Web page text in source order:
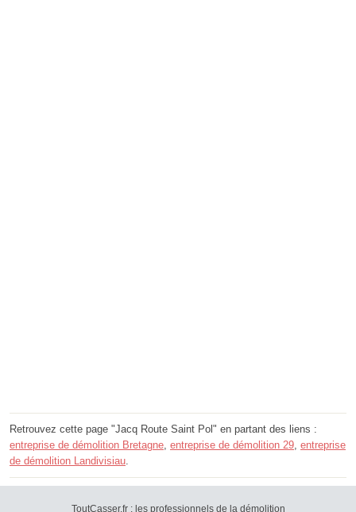
Retrouvez cette page "Jacq Route Saint Pol" en partant des liens :
entreprise de démolition Bretagne, entreprise de démolition 29, entreprise
de démolition Landivisiau.
ToutCasser.fr : les professionnels de la démolition